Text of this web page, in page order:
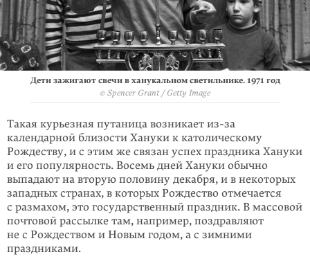
Дети зажигают свечи в ханукальном светильнике. 1971 год
© Spencer Grant / Getty Image
Такая курьезная путаница возникает из-за
календарной близости Хануки к католи­ческому
Рождеству, и с этим же связан успех праздника Хануки
и его популярность. Восемь дней Хануки обычно
выпадают на вторую половину декабря, и в некоторых
западных странах, в которых Рождество отмечается
с размахом, это государственный праздник. В массовой
почтовой рассылке там, например, поздравляют
не с Рождеством и Новым годом, а с зимними
праздниками.